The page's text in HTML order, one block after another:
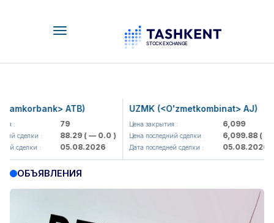
Toggle
ATB)
сделки : 88.29( — 0.0 )
сделки : 05.08.2026
UZMK (<O'zmetkombinat> AJ)
Цена закрытия : 6,099
Цена последний сделки : 6,099.88( —
Дата последней сделки : 05.08.2026
ОБЪЯВЛЕНИЯ